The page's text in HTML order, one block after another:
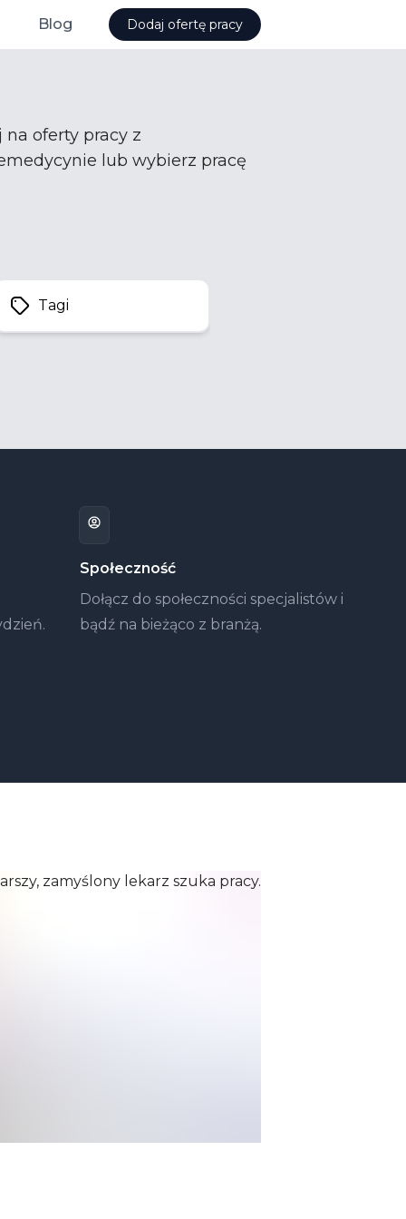
Blog Dodaj ofertę pracy
na oferty pracy z
lub wybierz pracę
Tagi
Społeczność
Dołącz do społeczności specjalistów i
bądź na bieżąco z branżą.